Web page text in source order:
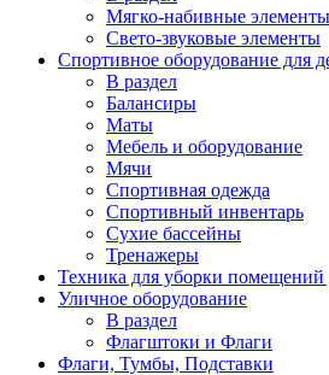
Мягко-набивные элементы
Свето-звуковые элементы
Спортивное оборудование для
В раздел
Балансиры
Маты
Мебель и оборудование
Мячи
Спортивная одежда
Спортивный инвентарь
Сухие бассейны
Тренажеры
Техника для уборки помещений
Уличное оборудование
В раздел
Флагштоки и Флаги
Флаги, Тумбы, Подставки